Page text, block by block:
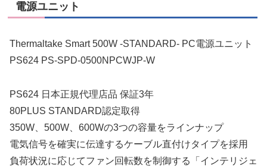
電源ユニット
Thermaltake Smart 500W -STANDARD- PC電源ユニット
PS624 PS-SPD-0500NPCWJP-W
PS624 日本正規代理店品 保証3年
80PLUS STANDARD認定取得
350W、500W、600Wの3つの容量をラインナップ
電気信号を確実に伝達するケーブル直付けタイプを採用
負荷状況に応じてファン回転数を制御する「インテリジェ